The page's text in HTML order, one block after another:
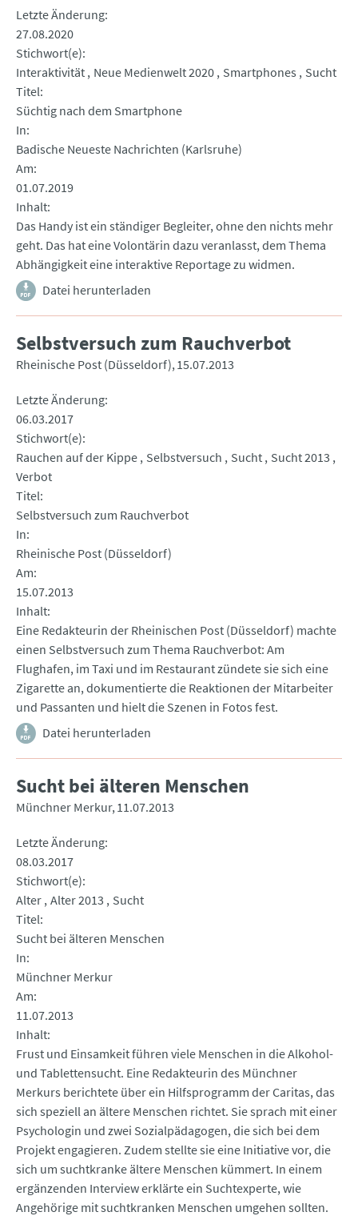
Letzte Änderung
27.08.2020
Stichwort(e)
Interaktivität Neue Medienwelt 2020 Smartphones
Sucht
Titel
Süchtig nach dem Smartphone
In
Badische Neueste Nachrichten (Karlsruhe)
Am
01.07.2019
Inhalt
Das Handy ist ein ständiger Begleiter, ohne den nichts mehr
geht. Das hat eine Volontärin dazu veranlasst, dem Thema
Abhängigkeit eine interaktive Reportage zu widmen.
Datei herunterladen
Selbstversuch zum Rauchverbot
Rheinische Post (Düsseldorf) 15.07.2013
Letzte Änderung
06.03.2017
Stichwort(e)
Rauchen auf der Kippe Selbstversuch Sucht Sucht 2013
Verbot
Titel
Selbstversuch zum Rauchverbot
In
Rheinische Post (Düsseldorf)
Am
15.07.2013
Inhalt
Eine Redakteurin der Rheinischen Post (Düsseldorf) machte
einen Selbstversuch zum Thema Rauchverbot: Am
Flughafen, im Taxi und im Restaurant zündete sie sich eine
Zigarette an, dokumentierte die Reaktionen der Mitarbeiter
und Passanten und hielt die Szenen in Fotos fest.
Datei herunterladen
Sucht bei älteren Menschen
Münchner Merkur 11.07.2013
Letzte Änderung
08.03.2017
Stichwort(e)
Alter Alter 2013
Sucht
Titel
Sucht bei älteren Menschen
In
Münchner Merkur
Am
11.07.2013
Inhalt
Frust und Einsamkeit führen viele Menschen in die Alkohol-
und Tablettensucht. Eine Redakteurin des Münchner
Merkurs berichtete über ein Hilfsprogramm der Caritas, das
sich speziell an ältere Menschen richtet. Sie sprach mit einer
Psychologin und zwei Sozialpädagogen, die sich bei dem
Projekt engagieren. Zudem stellte sie eine Initiative vor, die
sich um suchtkranke ältere Menschen kümmert. In einem
ergänzenden Interview erklärte ein Suchtexperte, wie
Angehörige mit suchtkranken Menschen umgehen sollten.